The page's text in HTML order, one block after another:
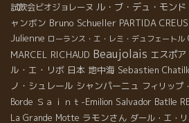
試飲会ビオジョレーヌ ル・ブ・デュ・モンド
ャンボン Bruno Schueller PARTIDA CREUS
Julienne ローランス・エ・レミ・デュフェートル
MARCEL RICHAUD Beaujolais エスポア
ル・エ・リボ 日本 地中海 Sebastien
ノ・シュレール シャンパーニュ フィリップ
Borde Ｓａｉｎｔ-Emilion Salvador Batlle
La Grande Motte ラモンさん ダール・エ・